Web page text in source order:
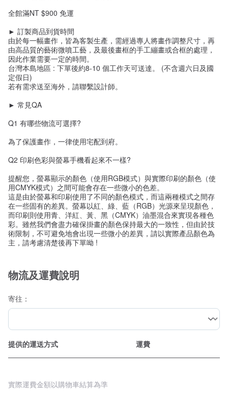
全館滿NT $900 免運
► 訂製商品到貨時間
由於每一幅畫作，皆為客製生產，需經過專人將畫作調整尺寸，再
由高品質的藝術微噴工藝，及最後畫框的手工繃畫或合框的處理，
因此作業需要一定的時間。
台灣本島地區 : 下單後約8-10 個工作天可送達。 (不含週六日及國
定假日)
若有需求送至海外，請聯繫設計師。
► 常見QA
Q1 有哪些物流可選擇?
為了保護畫作，一律使用宅配到府。
Q2 印刷色彩與螢幕手機看起來不一樣?
提醒您，螢幕顯示的顏色（使用RGB模式）與實際印刷的顏色（使
用CMYK模式）之間可能會存在一些微小的色差。
這是由於螢幕和印刷使用了不同的顏色模式，而這兩種模式之間存
在一些固有的差異。螢幕以紅、綠、藍（RGB）光源來呈現顏色，
而印刷則使用青、洋紅、黃、黑（CMYK）油墨混合來實現各種色
彩。雖然我們會盡力確保掛畫的顏色保持最大的一致性，但由於技
術限制，不可避免地會出現一些微小的差異，請以實際產品顏色為
主，請考慮清楚後再下單呦 !
物流及運費說明
寄往：
提供的運送方式 運費
實際運費金額以購物車結算為準